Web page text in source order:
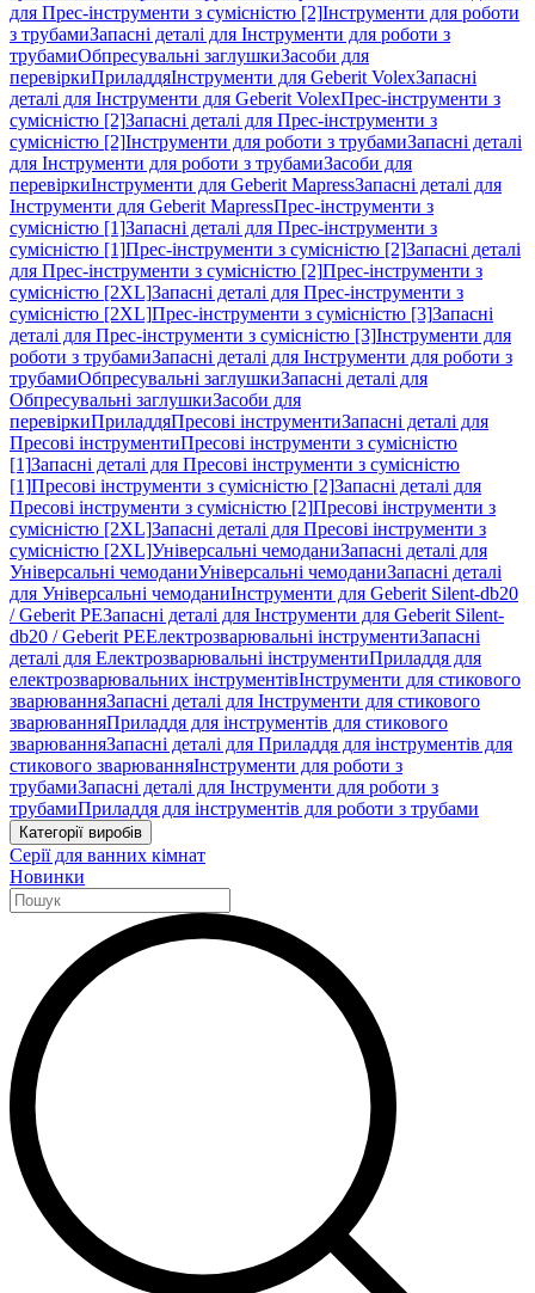
для Прес-інструменти з сумісністю [2]Інструменти для роботи
з трубамиЗапасні деталі для Інструменти для роботи з
трубамиОбпресувальні заглушкиЗасоби для
перевіркиПриладдяІнструменти для Geberit VolexЗапасні
деталі для Інструменти для Geberit VolexПрес-інструменти з
сумісністю [2]Запасні деталі для Прес-інструменти з
сумісністю [2]Інструменти для роботи з трубамиЗапасні деталі
для Інструменти для роботи з трубамиЗасоби для
перевіркиІнструменти для Geberit MapressЗапасні деталі для
Інструменти для Geberit MapressПрес-інструменти з
сумісністю [1]Запасні деталі для Прес-інструменти з
сумісністю [1]Прес-інструменти з сумісністю [2]Запасні деталі
для Прес-інструменти з сумісністю [2]Прес-інструменти з
сумісністю [2XL]Запасні деталі для Прес-інструменти з
сумісністю [2XL]Прес-інструменти з сумісністю [3]Запасні
деталі для Прес-інструменти з сумісністю [3]Інструменти для
роботи з трубамиЗапасні деталі для Інструменти для роботи з
трубамиОбпресувальні заглушкиЗапасні деталі для
Обпресувальні заглушкиЗасоби для
перевіркиПриладдяПресові інструментиЗапасні деталі для
Пресові інструментиПресові інструменти з сумісністю
[1]Запасні деталі для Пресові інструменти з сумісністю
[1]Пресові інструменти з сумісністю [2]Запасні деталі для
Пресові інструменти з сумісністю [2]Пресові інструменти з
сумісністю [2XL]Запасні деталі для Пресові інструменти з
сумісністю [2XL]Універсальні чемоданиЗапасні деталі для
Універсальні чемоданиУніверсальні чемоданиЗапасні деталі
для Універсальні чемоданиІнструменти для Geberit Silent-db20
/ Geberit PEЗапасні деталі для Інструменти для Geberit Silent-
db20 / Geberit PEЕлектрозварювальні інструментиЗапасні
деталі для Електрозварювальні інструментиПриладдя для
електрозварювальних інструментівІнструменти для стикового
зварюванняЗапасні деталі для Інструменти для стикового
зварюванняПриладдя для інструментів для стикового
зварюванняЗапасні деталі для Приладдя для інструментів для
стикового зварюванняІнструменти для роботи з
трубамиЗапасні деталі для Інструменти для роботи з
трубамиПриладдя для інструментів для роботи з трубами
Категорії виробів
Серії для ванних кімнат
Новинки